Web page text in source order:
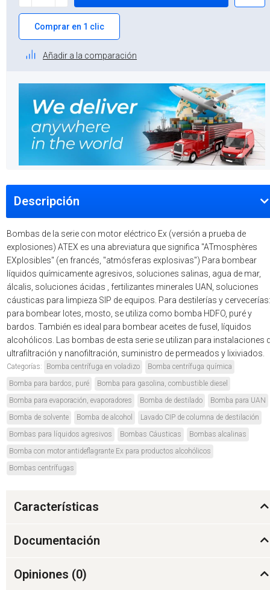
Comprar en 1 clic
Añadir a la comparación
Descripción
Bombas de la serie con motor eléctrico Ex (versión a prueba de
explosiones) ATEX es una abreviatura que significa "ATmosphères
EXplosibles" (en francés, "atmósferas explosivas") Para bombear
líquidos químicamente agresivos, soluciones salinas, agua de mar,
álcalis, soluciones ácidas , fertilizantes minerales UAN, soluciones
cáusticas para limpieza SIP de equipos. Para destilerías y cervecerías:
para bombear lotes, mosto, se utiliza como bomba HDFO, puré y
bardos. También es ideal para bombear aceites de fusel, líquidos
alcohólicos. Las bombas de esta serie se utilizan para instalaciones
ultrafiltración y nanofiltración, suministro de permeados y lixiviados.
Categorías: Bomba centrífuga en voladizo
Bomba centrífuga química
Bomba para bardos, puré
Bomba para gasolina, combustible diesel
Bomba para evaporación, evaporadores
Bomba de destilado
Bomba para UAN
Bomba de solvente
Bomba de alcohol
Lavado CIP de columna de destilación
Bombas para líquidos agresivos
Bombas Cáusticas
Bombas alcalinas
Bomba con motor antideflagrante Ex para productos alcohólicos
Bombas centrífugas
Características
Documentación
Opiniones (0)